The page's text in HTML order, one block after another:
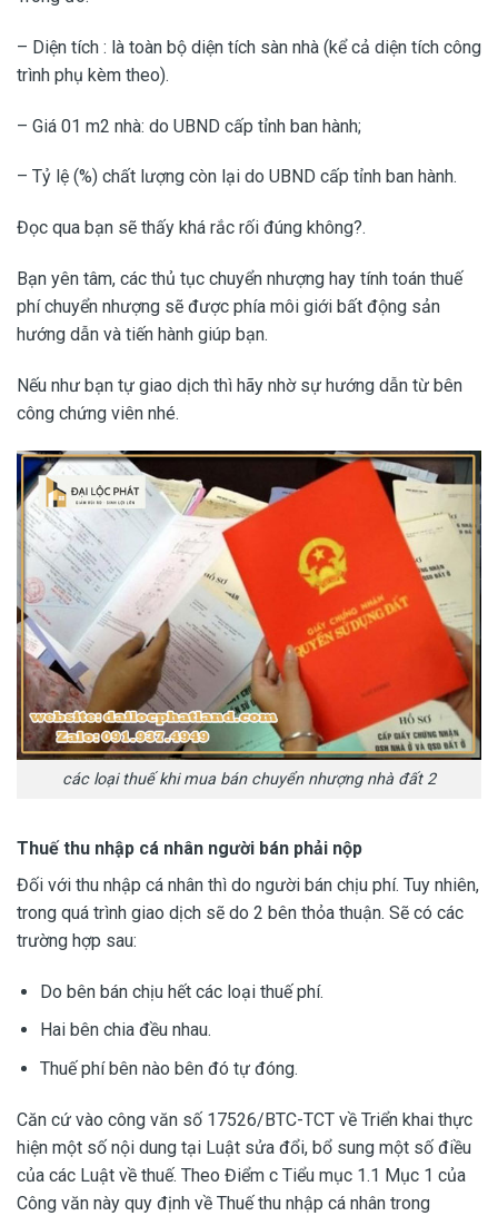
– Diện tích : là toàn bộ diện tích sàn nhà (kể cả diện tích công
trình phụ kèm theo).
– Giá 01 m2 nhà: do UBND cấp tỉnh ban hành;
– Tỷ lệ (%) chất lượng còn lại do UBND cấp tỉnh ban hành.
Đọc qua bạn sẽ thấy khá rắc rối đúng không?.
Bạn yên tâm, các thủ tục chuyển nhượng hay tính toán thuế
phí chuyển nhượng sẽ được phía môi giới bất động sản
hướng dẫn và tiến hành giúp bạn.
Nếu như bạn tự giao dịch thì hãy nhờ sự hướng dẫn từ bên
công chứng viên nhé.
các loại thuế khi mua bán chuyển nhượng nhà đất 2
Thuế thu nhập cá nhân người bán phải nộp
Đối với thu nhập cá nhân thì do người bán chịu phí. Tuy nhiên,
trong quá trình giao dịch sẽ do 2 bên thỏa thuận. Sẽ có các
trường hợp sau:
Do bên bán chịu hết các loại thuế phí.
Hai bên chia đều nhau.
Thuế phí bên nào bên đó tự đóng.
Căn cứ vào công văn số 17526/BTC-TCT về Triển khai thực
hiện một số nội dung tại Luật sửa đổi, bổ sung một số điều
của các Luật về thuế. Theo Điểm c Tiểu mục 1.1 Mục 1 của
Công văn này quy định về Thuế thu nhập cá nhân trong